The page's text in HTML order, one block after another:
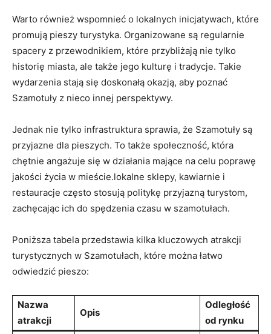
Warto również wspomnieć o lokalnych inicjatywach, które
promują pieszy turystyka. Organizowane są regularnie
spacery z przewodnikiem, które przybliżają nie tylko
historię miasta, ale także jego kulturę i tradycje. Takie
wydarzenia stają się doskonałą okazją, aby poznać
Szamotuły z nieco innej perspektywy.
Jednak nie tylko infrastruktura sprawia, że Szamotuły są
przyjazne dla pieszych. To także społeczność, która
chętnie angażuje się w działania mające na celu poprawę
jakości życia w mieście.lokalne sklepy, kawiarnie i
restauracje często stosują politykę przyjazną turystom,
zachęcając ich do spędzenia czasu w szamotułach.
Poniższa tabela przedstawia kilka kluczowych atrakcji
turystycznych w Szamotułach, które można łatwo
odwiedzić pieszo:
Nazwa
atrakcji
Opis
Odległość
od rynku